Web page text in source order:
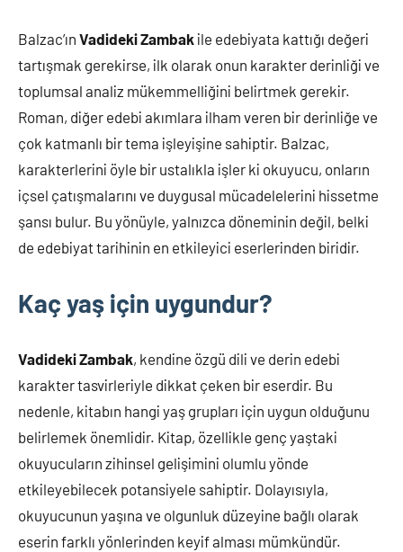
Balzac’ın Vadideki Zambak ile edebiyata kattığı değeri
tartışmak gerekirse, ilk olarak onun karakter derinliği ve
toplumsal analiz mükemmelliğini belirtmek gerekir.
Roman, diğer edebi akımlara ilham veren bir derinliğe ve
çok katmanlı bir tema işleyişine sahiptir. Balzac,
karakterlerini öyle bir ustalıkla işler ki okuyucu, onların
içsel çatışmalarını ve duygusal mücadelelerini hissetme
şansı bulur. Bu yönüyle, yalnızca döneminin değil, belki
de edebiyat tarihinin en etkileyici eserlerinden biridir.
Kaç yaş için uygundur?
Vadideki Zambak, kendine özgü dili ve derin edebi
karakter tasvirleriyle dikkat çeken bir eserdir. Bu
nedenle, kitabın hangi yaş grupları için uygun olduğunu
belirlemek önemlidir. Kitap, özellikle genç yaştaki
okuyucuların zihinsel gelişimini olumlu yönde
etkileyebilecek potansiyele sahiptir. Dolayısıyla,
okuyucunun yaşına ve olgunluk düzeyine bağlı olarak
eserin farklı yönlerinden keyif alması mümkündür.